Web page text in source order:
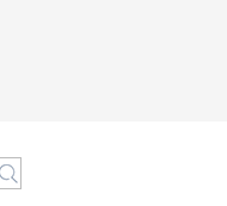
search